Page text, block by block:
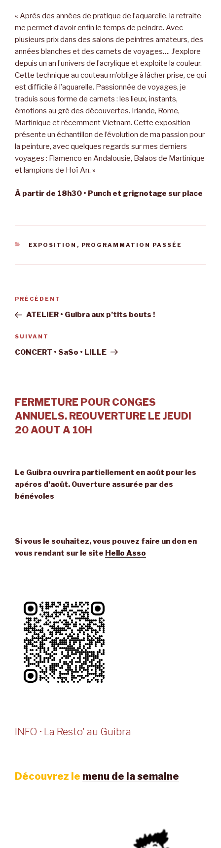
« Après des années de pratique de l’aquarelle, la retraite
me permet d’avoir enfin le temps de peindre. Avec
plusieurs prix dans des salons de peintres amateurs, des
années blanches et des carnets de voyages…. J’explore
depuis un an l’univers de l’acrylique et exploite la couleur.
Cette technique au couteau m’oblige à lâcher prise, ce qui
est difficile à l’aquarelle. Passionnée de voyages, je
traduis sous forme de carnets : les lieux, instants,
émotions au gré des découvertes. Irlande, Rome,
Martinique et récemment Vietnam. Cette exposition
présente un échantillon de l’évolution de ma passion pour
la peinture, avec quelques regards sur mes derniers
voyages : Flamenco en Andalousie, Balaos de Martinique
et lampions de Hoï An. »
À partir de 18h30 • Punch et grignotage sur place
CATÉGORIES
EXPOSITION , PROGRAMMATION PASSÉE
Navigation
l’article
Article
précédent
PRÉCÉDENT
ATELIER • Guibra aux p’tits bouts !
Article
suivant
SUIVANT
CONCERT • SaSo • LILLE
FERMETURE POUR CONGES
ANNUELS. REOUVERTURE LE JEUDI
20 AOUT A 10H
Le Guibra ouvrira partiellement en août pour les
apéros d'août. Ouverture assurée par des
bénévoles
Si vous le souhaitez, vous pouvez faire un don en
vous rendant sur le site Hello Asso
INFO • La Resto' au Guibra
Découvrez le menu de la semaine